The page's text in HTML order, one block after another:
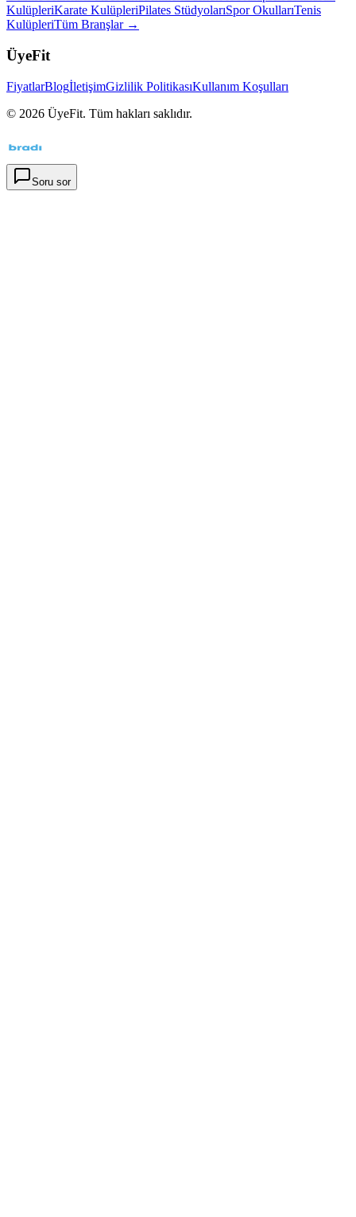
KulüpleriKarate KulüpleriPilates StüdyolarıSpor OkullarıTenis
KulüpleriTüm Branşlar →
ÜyeFit
FiyatlarBlogİletişimGizlilik PolitikasıKullanım Koşulları
© 2026 ÜyeFit. Tüm hakları saklıdır.
Soru sor